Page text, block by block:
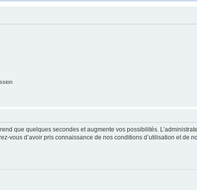
que quelques secondes et augmente vos possibilités.
vous d’avoir pris connaissance de nos conditions d’utilisation et de